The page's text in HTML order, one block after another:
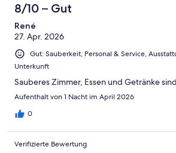
8/10 – Gut
René
27. Apr. 2026
Gut: Sauberkeit, Personal & Service,
Unterkunft
Sauberes Zimmer, Essen und Getränke
Aufenthalt von 1 Nacht im April 2026
0
Verifizierte Bewertung